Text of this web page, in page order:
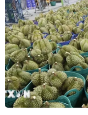
Cửu đỉnh trong
13/08/2019 06:00
Cửu đỉnh - biểu
ước mơ triều đại
thực hiện năm 1836